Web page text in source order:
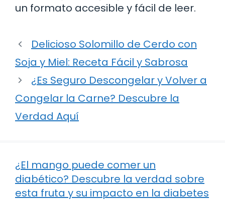
un formato accesible y fácil de leer.
Delicioso Solomillo de Cerdo con
Soja y Miel: Receta Fácil y Sabrosa
¿Es Seguro Descongelar y Volver a
Congelar la Carne? Descubre la
Verdad Aquí
¿El mango puede comer un
diabético? Descubre la verdad sobre
esta fruta y su impacto en la diabetes